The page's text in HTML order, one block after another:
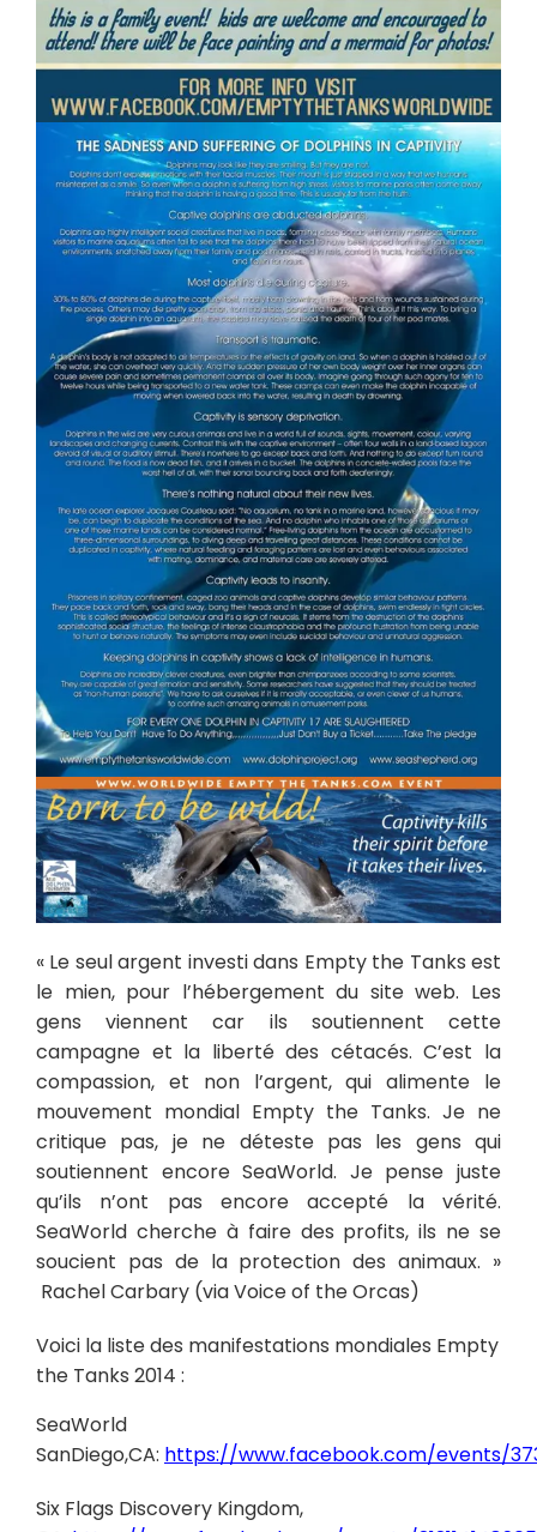
« Le seul argent investi dans Empty the Tanks est
le mien, pour l’hébergement du site web. Les
gens viennent car ils soutiennent cette
campagne et la liberté des cétacés. C’est la
compassion, et non l’argent, qui alimente le
mouvement mondial Empty the Tanks. Je ne
critique pas, je ne déteste pas les gens qui
soutiennent encore SeaWorld. Je pense juste
qu’ils n’ont pas encore accepté la vérité.
SeaWorld cherche à faire des profits, ils ne se
soucient pas de la protection des animaux. »
Rachel Carbary (via Voice of the Orcas)
Voici la liste des manifestations mondiales Empty
the Tanks 2014 :
SeaWorld
SanDiego,CA: https://www.facebook.com/events/
Six Flags Discovery Kingdom,